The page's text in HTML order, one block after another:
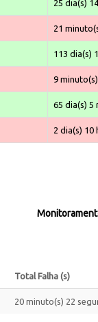
25 dia(s)
21
113 dia(s)
9
65 dia(s) 5
2 dia(s) 10
Total Falha (s)
20 minuto(s) 22